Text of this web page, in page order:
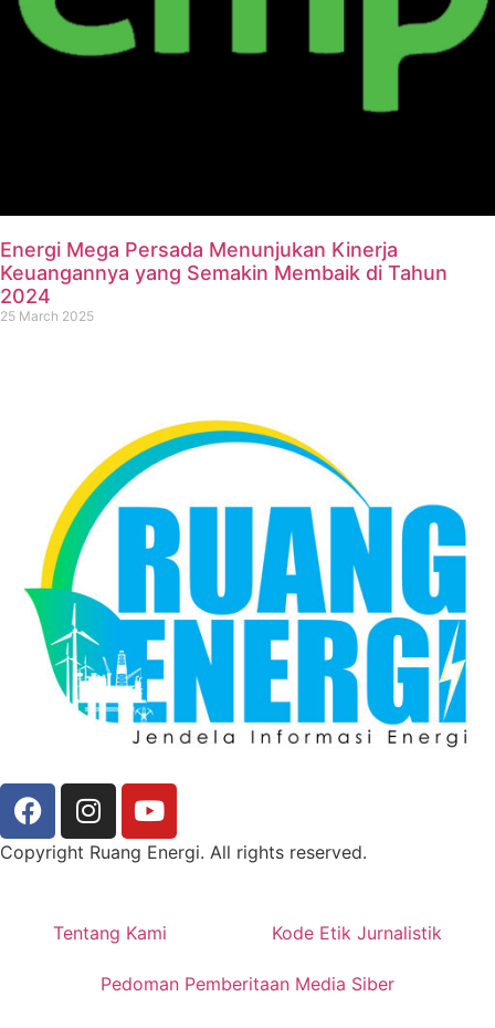
Energi Mega Persada Menunjukan Kinerja
Keuangannya yang Semakin Membaik di Tahun
2024
25 March 2025
Copyright Ruang Energi. All rights reserved.
Tentang Kami Kode Etik Jurnalistik
Pedoman Pemberitaan Media Siber